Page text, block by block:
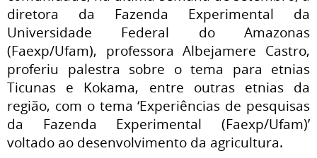
diretora da Fazenda Experimental da
Universidade Federal do Amazonas
(Faexp/Ufam), professora Albejamere Castro,
proferiu palestra sobre o tema para etnias
Ticunas e Kokama, entre outras etnias da
região, com o tema ‘Experiências de pesquisas
da Fazenda Experimental (Faexp/Ufam)’
voltado ao desenvolvimento da agricultura.